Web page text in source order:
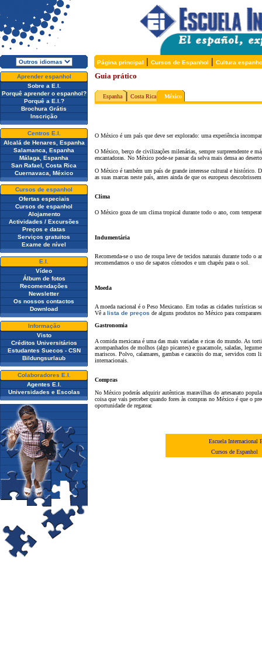
Página principal | Cursos de Espanhol | Cultura
Aprender espanhol
Sobre a E.I.
Porquê aprender o espanhol?
Porquê a E.I.?
Brochura Grátis
Inscrição
Centros E.I.
Alcalá de Henares, Espanha
Salamanca, Espanha
Málaga, Espanha
San Rafael, Costa Rica
Cuernavaca, México
Cursos de espanhol
Ofertas especiais
Cursos de espanhol
Alojamento
Actividades / Excursões
Preços e datas
Serviços gratuitos
Exame de nível
E.I.
Vídeo
Álbum de fotos
Recomendações
Newsletter
Os nossos contactos
Download
Informação
Visto
Créditos Universitários
Estudantes Suecos - CSN
Bildungsurlaub
Colaboradores E.I.
Agentes E.I.
Universidades e Escolas
Guia prático
Espanha Costa Rica México
O México é um país que deve ser explorado: uma experiência
O México, berço de civilizações milenárias, sempre surpreendente e
encantadoras. No México pode-se passar da selva mais densa ao
O México é também um país de grande interesse cultural e histórico.
as suas marcas neste país, antes ainda de que os europeus
Clima
O México goza de um clima tropical durante todo o ano, com
Indumentária
Recomenda-se o uso de roupa leve de tecidos naturais durante todo o
recomendamos o uso de sapatos cómodos e um chapéu para o sol.
Moeda
A moeda nacional é o Peso Mexicano. Em todas as cidades turísticas
Vê a lista de preços de alguns produtos no México para
Gastronomia
A comida mexicana é uma das mais variadas e ricas do mundo. As
acompanhados de molhos (algo picantes) e guacamole, saladas,
mariscos. Polvo, calamares, gambas e caracóis do mar, servidos com li
internacionais.
Compras
No México poderás adquirir autênticas maravilhas do artesanato
coisa que vais perceber quando fores às compras no México é que o
oportunidade de regatear.
Escuela Internacional
Cursos de Espanhol